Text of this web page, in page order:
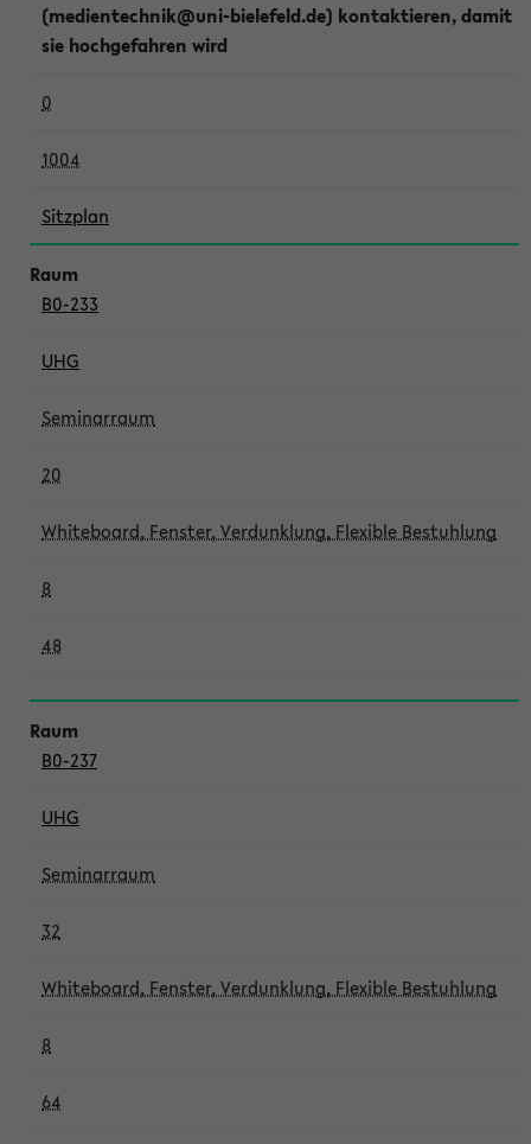
(medientechnik@uni-bielefeld.de) kontaktieren, damit
sie hochgefahren wird
0
1004
Sitzplan
B0-233
UHG
Seminarraum
20
Whiteboard, Fenster, Verdunklung, Flexible Bestuhlung
8
48
B0-237
UHG
Seminarraum
32
Whiteboard, Fenster, Verdunklung, Flexible Bestuhlung
8
64